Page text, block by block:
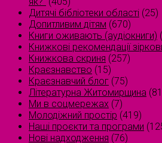
Дитячі бібліотеки області (25)
Допитливим дітям (670)
Книги оживають (аудіокниги)
Книжкові рекомендації
Книжкова скриня (257)
Краєзнавство (15)
Краєзнавчий блог (75)
Літературна Житомирщина
Ми в соцмережах (7)
Молодіжний простір (419)
Наші проєкти та програми
Нові надходження (76)